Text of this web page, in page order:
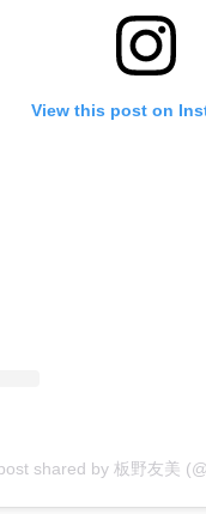
View this post on
shared by 板野友美